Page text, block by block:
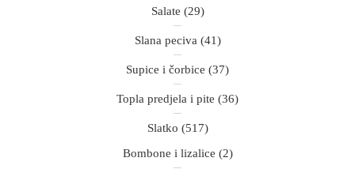
Salate (29)
Slana peciva (41)
Supice i čorbice (37)
Topla predjela i pite (36)
Slatko (517)
Bombone i lizalice (2)